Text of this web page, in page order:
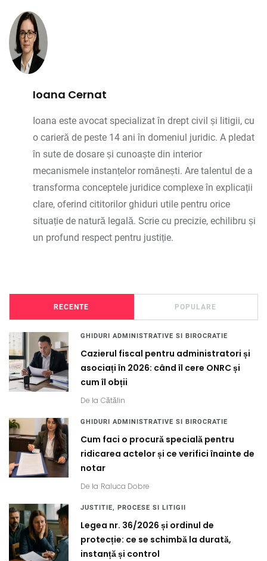
Ioana Cernat
Ioana este avocat specializat în drept civil și litigii, cu
o carieră de peste 14 ani în domeniul juridic. A pledat
în sute de dosare și cunoaște din interior
mecanismele instanțelor românești. Are talentul de a
transforma conceptele juridice complexe în explicații
clare, oferind cititorilor ghiduri utile pentru orice
situație de natură legală. Scrie cu precizie, echilibru și
un profund respect pentru justiție.
RECENTE POPULARE
GHIDURI ADMINISTRATIVE SI BIROCRATIE
Cazierul fiscal pentru administratori și
asociați în 2026: când îl cere ONRC și
cum îl obții
De la Cătălin
GHIDURI ADMINISTRATIVE SI BIROCRATIE
Cum faci o procură specială pentru
ridicarea actelor și ce verifici înainte de
notar
De la Raluca Dobre
JUSTITIE, PROCESE SI LITIGII
Legea nr. 36/2026 și ordinul de
protecție: ce se schimbă la durată,
instanță și control